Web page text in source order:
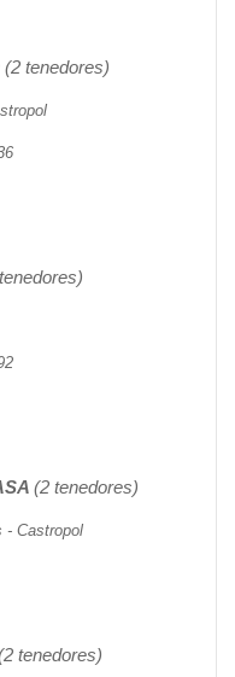
(2 tenedores)
(2 tenedores)
- Castropol
tenedores)